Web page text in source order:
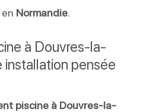
Normandie.
à Douvres-la-
installation pensée
piscine à Douvres-la-